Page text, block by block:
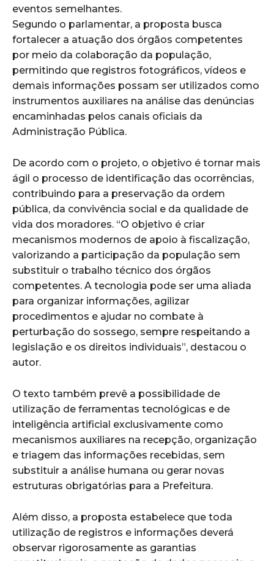
eventos semelhantes.
Segundo o parlamentar, a proposta busca
fortalecer a atuação dos órgãos competentes
por meio da colaboração da população,
permitindo que registros fotográficos, vídeos e
demais informações possam ser utilizados como
instrumentos auxiliares na análise das denúncias
encaminhadas pelos canais oficiais da
Administração Pública.
De acordo com o projeto, o objetivo é tornar mais
ágil o processo de identificação das ocorrências,
contribuindo para a preservação da ordem
pública, da convivência social e da qualidade de
vida dos moradores. “O objetivo é criar
mecanismos modernos de apoio à fiscalização,
valorizando a participação da população sem
substituir o trabalho técnico dos órgãos
competentes. A tecnologia pode ser uma aliada
para organizar informações, agilizar
procedimentos e ajudar no combate à
perturbação do sossego, sempre respeitando a
legislação e os direitos individuais”, destacou o
autor.
O texto também prevê a possibilidade de
utilização de ferramentas tecnológicas e de
inteligência artificial exclusivamente como
mecanismos auxiliares na recepção, organização
e triagem das informações recebidas, sem
substituir a análise humana ou gerar novas
estruturas obrigatórias para a Prefeitura.
Além disso, a proposta estabelece que toda
utilização de registros e informações deverá
observar rigorosamente as garantias